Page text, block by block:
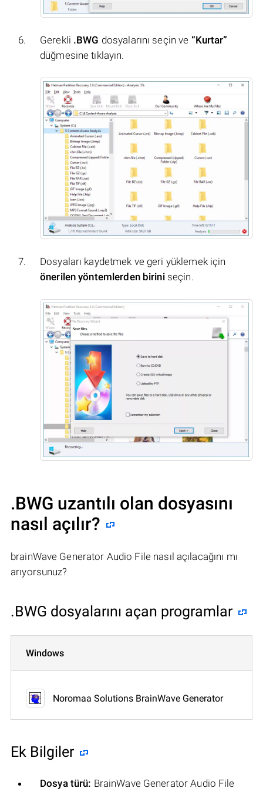
Gerekli .BWG dosyalarını seçin ve “Kurtar”
düğmesine tıklayın.
Dosyaları kaydetmek ve geri yüklemek için
önerilen yöntemlerden biriniseçin.
.BWG uzantılı olan dosyasını
nasıl açılır?
brainWave Generator Audio File nasıl açılacağını mı
arıyorsunuz?
.BWG dosyalarını açan programlar
Windows
Noromaa Solutions BrainWave Generator
Ek Bilgiler
Dosya türü: BrainWave Generator Audio File